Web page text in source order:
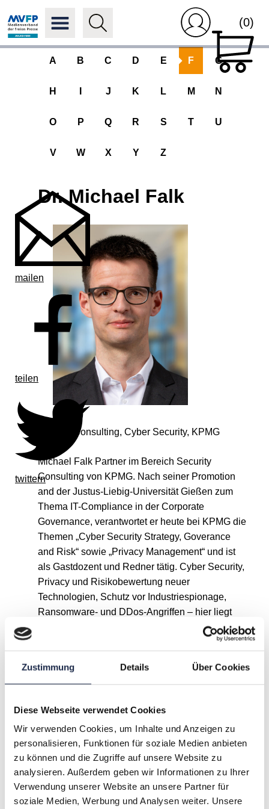
Zustimmung Details Über Cookies
Diese Webseite verwendet Cookies
Wir verwenden Cookies, um Inhalte und Anzeigen zu
personalisieren, Funktionen für soziale Medien anbieten
zu können und die Zugriffe auf unsere Website zu
analysieren. Außerdem geben wir Informationen zu Ihrer
Verwendung unserer Website an unsere Partner für
soziale Medien, Werbung und Analysen weiter. Unsere
(0)
A B C D E F G
H J K L M N
O P Q R S T U
V W X Y Z
mailen
teilen
twittern
Dr. Michael Falk
Partner, Consulting, Cyber Security, KPMG
Michael Falk Partner im Bereich Security
Consulting von KPMG. Nach seiner Promotion
and der Justus-Liebig-Universität Gießen zum
Thema IT-Compliance in der Corporate
Governance, verantwortet er heute bei KPMG die
Themen „Cyber Security Strategy, Goverance
and Risk“ sowie „Privacy Management“ und ist
als Gastdozent und Redner tätig. Cyber Security,
Privacy und Risikobewertung neuer
Technologien, Schutz vor Industriespionage,
Ransomware- und DDos-Angriffen – hier liegt
sein Fokus für eine stetige Weiterentwicklung
von Organisationen, Prozessen und Menschen.
H I J K L M N
O P Q R S T U
V W X Y Z